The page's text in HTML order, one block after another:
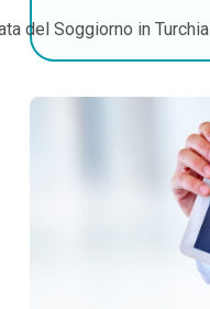
del Soggiorno in Turchia